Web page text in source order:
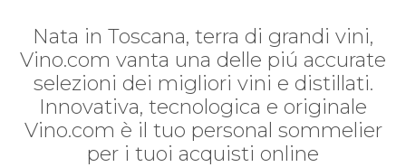
Nata in Toscana, terra di grandi vini,
Vino.com vanta una delle piú accurate
selezioni dei migliori vini e distillati.
Innovativa, tecnologica e originale
Vino.com è il tuo personal sommelier
per i tuoi acquisti online